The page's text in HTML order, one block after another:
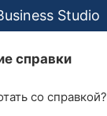
Studio
справки
со справкой?